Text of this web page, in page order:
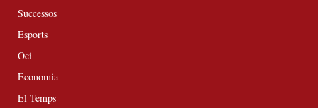
Successos
Esports
Oci
Economia
El Temps